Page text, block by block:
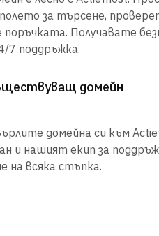
за търсене,
Получавате
7 поддръжка.
домейн
домейна си към
и нашият екип за
на всяка стъпка.